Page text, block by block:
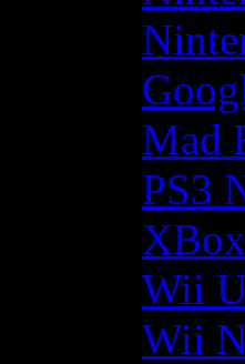
Mad
PS3
Wii
Wii